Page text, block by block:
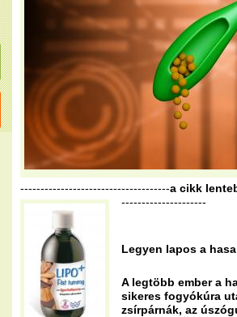
-------------------------------------a cikk
---------------------
Legyen lapos a
A legtöbb ember a
sikeres fogyókúra
zsírpárnák, az